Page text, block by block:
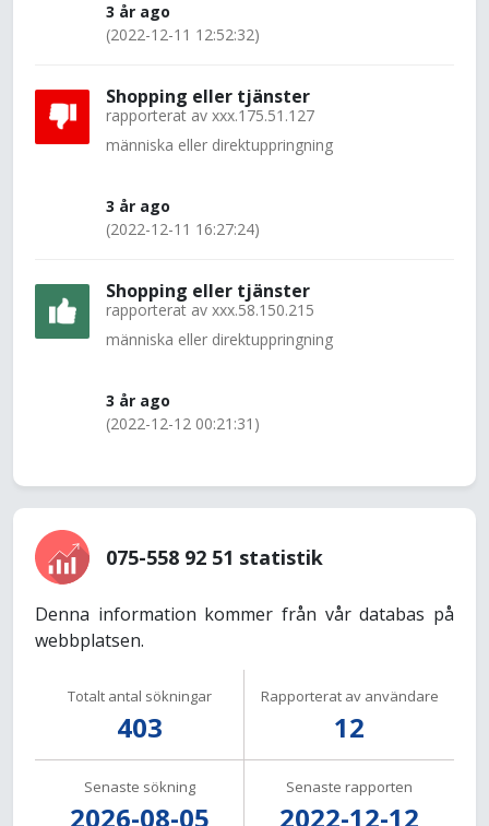
3 år ago
(2022-12-11 12:52:32)
Shopping eller tjänster
rapporterat av xxx.175.51.127
människa eller direktuppringning
3 år ago
(2022-12-11 16:27:24)
Shopping eller tjänster
rapporterat av xxx.58.150.215
människa eller direktuppringning
3 år ago
(2022-12-12 00:21:31)
075-558 92 51 statistik
Denna information kommer från vår databas på
webbplatsen.
Totalt antal sökningar
403
Rapporterat av användare
12
Senaste sökning
2026-08-05
Senaste rapporten
2022-12-12